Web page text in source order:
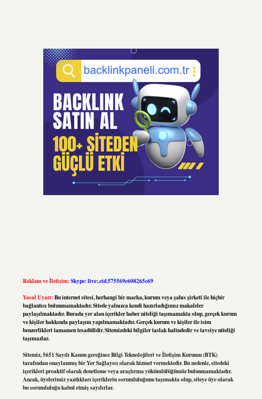
Reklam ve İletişim:Skype: live:.cid.575569c608265c69
Yasal Uyarı:Bu internet sitesi, herhangi bir marka, kurum veya şahıs şirketi ile hiçbir
bağlantısı bulunmamaktadır. Sitede yalnızca kendi hazırladığımız makaleler
paylaşılmaktadır. Burada yer alan içerikler haber niteliği taşımamakta olup, gerçek kurum
ve kişiler hakkında paylaşım yapılmamaktadır. Gerçek kurum ve kişiler ile isim
benzerlikleri tamamen tesadüfidir. Sitemizdeki bilgiler taslak halindedir ve tavsiye niteliği
taşımazlar.
Sitemiz, 5651 Sayılı Kanun gereğince Bilgi Teknolojileri ve İletişim Kurumu (BTK)
tarafından onaylanmış bir Yer Sağlayıcı olarak hizmet vermektedir. Bu nedenle, sitedeki
içerikleri proaktif olarak denetleme veya araştırma yükümlülüğümüz bulunmamaktadır.
Ancak, üyelerimiz yazdıkları içeriklerin sorumluluğunu taşımakta olup, siteye üye olarak
bu sorumluluğu kabul etmiş sayılırlar.